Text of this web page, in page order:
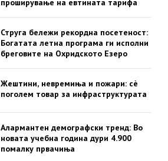
проширување на евтината тарифа
Струга бележи рекордна посетеност:
Богатата летна програма ги исполни
бреговите на Охридското Езеро
Жештини, невремиња и пожари: сè
поголем товар за инфраструктурата
Алармантен демографски тренд: Во
новата учебна година дури 4.900
помалку првачиња